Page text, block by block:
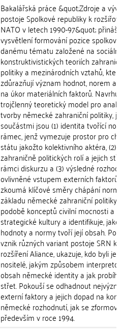
Bakalářská práce &quot;Zdroje a vývoj
postoje Spolkové republiky k
NATO v letech 1990-97&quot; přináší
vysvětlení formování pozice spolkové
danému tématu založené na sociálně
konstruktivistických teoriích zahraniční
politiky a mezinárodních vztahů, které
zdůrazňují význam hodnot, norem a
na úkor materiálních faktorů. Navrhuje
trojčlenný teoretický model pro
tvorby německé zahraniční politiky,
součástmi jsou (1) identita tvořící
rámec, jenž vymezuje prostor pro
státu jakožto kolektivního aktéra, (2)
zahraničně politických rolí a jejich
rámci diskurzu a (3) výsledné
ovlivněné vstupem externích faktorů.
zkoumá klíčové směry chápání
základu německé zahraniční politiky v
podobě konceptů civilní mocnosti a
strategické kultury a identifikuje, jaké
hodnoty a normy tvoří její obsah.
vznik různých variant postoje SRN k
rozšíření Aliance, ukazuje, kdo byli
nositelé, jakým způsobem
obsah německé identity a jak
střet. Pokouší se odhadnout
externí faktory a jejich dopad na
německé rozhodnutí, jak se
především v roce 1994.